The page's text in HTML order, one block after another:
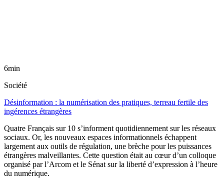
6min
Société
Désinformation : la numérisation des pratiques, terreau fertile des
ingérences étrangères
Quatre Français sur 10 s’informent quotidiennement sur les réseaux
sociaux. Or, les nouveaux espaces informationnels échappent
largement aux outils de régulation, une brèche pour les puissances
étrangères malveillantes. Cette question était au cœur d’un colloque
organisé par l’Arcom et le Sénat sur la liberté d’expression à l’heure
du numérique.